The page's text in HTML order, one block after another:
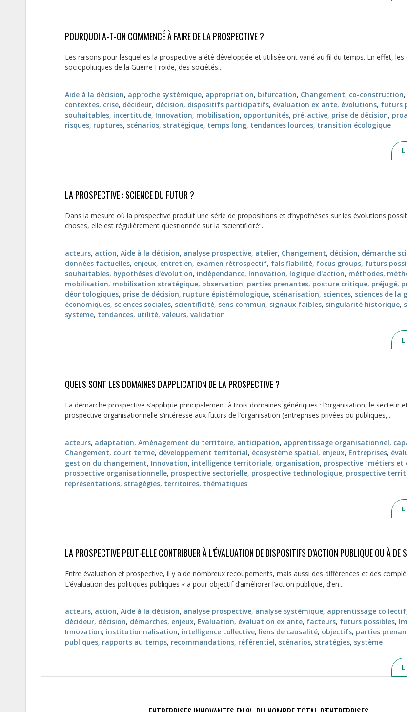
POURQUOI A-T-ON COMMENCÉ À FAIRE DE LA PROSPECTIVE ?
Les raisons pour lesquelles la prospective a été développée et utilisée ont varié au fil du temps. En effet, les
sociopolitiques de la Guerre Froide, des sociétés...
Aide à la décision, approche systémique, appropriation, bifurcation, Changement, co-construction,
contextes, crise, décideur, décision, dispositifs participatifs, évaluation ex ante, évolutions, futurs
souhaitables, incertitude, Innovation, mobilisation, opportunités, pré-active, prise de décision,
risques, ruptures, scénarios, stratégique, temps long, tendances lourdes, transition écologique
LA PROSPECTIVE : SCIENCE DU FUTUR ?
Dans la mesure où la prospective produit une série de propositions et d’hypothèses sur les évolutions
choses, elle est régulièrement questionnée sur la “scientificité”...
acteurs, action, Aide à la décision, analyse prospective, atelier, Changement, décision, démarche
données factuelles, enjeux, entretien, examen rétrospectif, falsifiabilité, focus groups, futurs
souhaitables, hypothèses d'évolution, indépendance, Innovation, logique d'action, méthodes,
mobilisation, mobilisation stratégique, observation, parties prenantes, posture critique, préjugé,
déontologiques, prise de décision, rupture épistémologique, scénarisation, sciences, sciences de la
économiques, sciences sociales, scientificité, sens commun, signaux faibles, singularité historique,
système, tendances, utilité, valeurs, validation
QUELS SONT LES DOMAINES D’APPLICATION DE LA PROSPECTIVE ?
La démarche prospective s’applique principalement à trois domaines génériques : l’organisation, le secteur
prospective organisationnelle s’intéresse aux futurs de l’organisation (entreprises privées ou publiques,...
acteurs, adaptation, Aménagement du territoire, anticipation, apprentissage organisationnel,
Changement, court terme, développement territorial, écosystème spatial, enjeux, Entreprises,
gestion du changement, Innovation, intelligence territoriale, organisation, prospective "métiers et
prospective organisationnelle, prospective sectorielle, prospective technologique, prospective
représentations, stragégies, territoires, thématiques
LA PROSPECTIVE PEUT-ELLE CONTRIBUER À L’ÉVALUATION DE DISPOSITIFS D’ACTION PUBLIQUE OU À DE
Entre évaluation et prospective, il y a de nombreux recoupements, mais aussi des différences et des
L’évaluation des politiques publiques « a pour objectif d’améliorer l’action publique, d’en...
acteurs, action, Aide à la décision, analyse prospective, analyse systémique, apprentissage collectif,
décideur, décision, démarches, enjeux, Evaluation, évaluation ex ante, facteurs, futurs possibles,
Innovation, institutionnalisation, intelligence collective, liens de causalité, objectifs, parties
publiques, rapports au temps, recommandations, référentiel, scénarios, stratégies, système